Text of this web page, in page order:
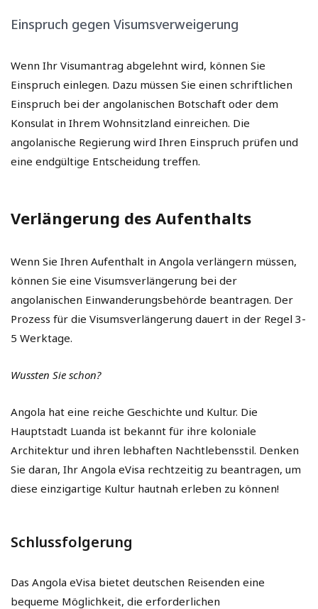
Einspruch gegen Visumsverweigerung
Wenn Ihr Visumantrag abgelehnt wird, können Sie
Einspruch einlegen. Dazu müssen Sie einen schriftlichen
Einspruch bei der angolanischen Botschaft oder dem
Konsulat in Ihrem Wohnsitzland einreichen. Die
angolanische Regierung wird Ihren Einspruch prüfen und
eine endgültige Entscheidung treffen.
Verlängerung des Aufenthalts
Wenn Sie Ihren Aufenthalt in Angola verlängern müssen,
können Sie eine Visumsverlängerung bei der
angolanischen Einwanderungsbehörde beantragen. Der
Prozess für die Visumsverlängerung dauert in der Regel 3-
5 Werktage.
Wussten Sie schon?
Angola hat eine reiche Geschichte und Kultur. Die
Hauptstadt Luanda ist bekannt für ihre koloniale
Architektur und ihren lebhaften Nachtlebensstil. Denken
Sie daran, Ihr Angola eVisa rechtzeitig zu beantragen, um
diese einzigartige Kultur hautnah erleben zu können!
Schlussfolgerung
Das Angola eVisa bietet deutschen Reisenden eine
bequeme Möglichkeit, die erforderlichen